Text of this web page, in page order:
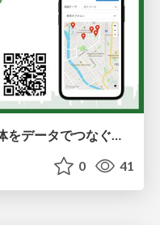
City share map〜市民と自治体をデータでつなぐ次世代インフラ〜
0 41